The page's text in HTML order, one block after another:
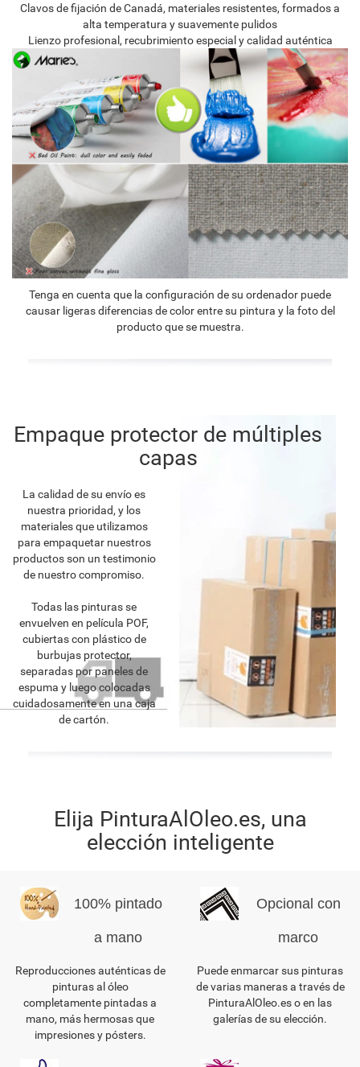
Clavos de fijación de Canadá, materiales resistentes, formados a
alta temperatura y suavemente pulidos
Lienzo profesional, recubrimiento especial y calidad auténtica
Tenga en cuenta que la configuración de su ordenador puede
causar ligeras diferencias de color entre su pintura y la foto del
producto que se muestra.
Empaque protector de múltiples
capas
La calidad de su envío es
nuestra prioridad, y los
materiales que utilizamos
para empaquetar nuestros
productos son un testimonio
de nuestro compromiso.
Todas las pinturas se
envuelven en película POF,
cubiertas con plástico de
burbujas protector,
separadas por paneles de
espuma y luego colocadas
cuidadosamente en una caja
de cartón.
Elija PinturaAlOleo.es, una
elección inteligente
100% pintado
a mano
Reproducciones auténticas de
pinturas al óleo
completamente pintadas a
mano, más hermosas que
impresiones y pósters.
Opcional con
marco
Puede enmarcar sus pinturas
de varias maneras a través de
PinturaAlOleo.es o en las
galerías de su elección.